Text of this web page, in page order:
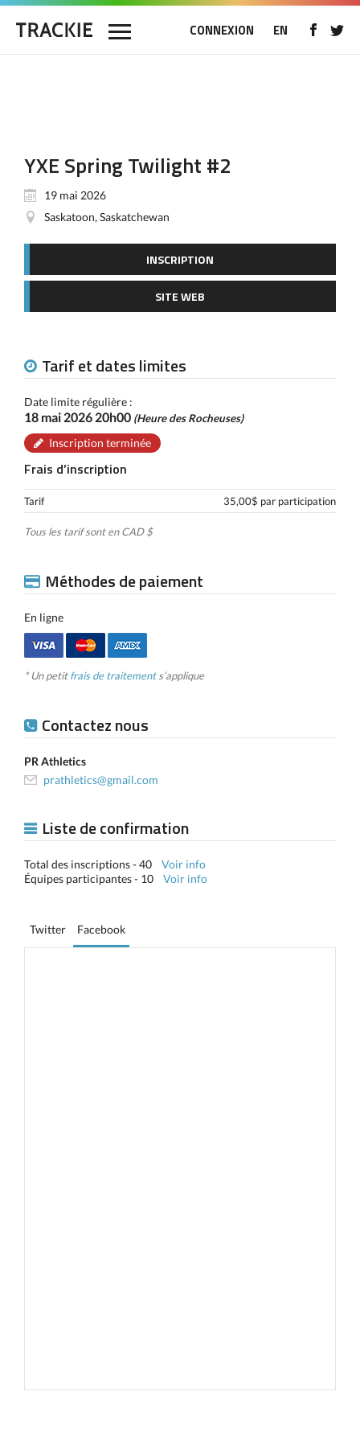
CONNEXION EN
YXE Spring Twilight #2
19 mai 2026
Saskatoon, Saskatchewan
INSCRIPTION
SITE WEB
Tarif et dates limites
Date limite régulière :
18 mai 2026 20h00 (Heure des Rocheuses)
Inscription terminée
Frais d’inscription
Tarif 35,00$ par participation
Tous les tarif sont en CAD $
Méthodes de paiement
En ligne
* Un petitfrais de traitements’applique
Contactez nous
PR Athletics
prathletics@gmail.com
Liste de confirmation
Total des inscriptions - 40 Voir info
Équipes participantes - 10 Voir info
Twitter Facebook